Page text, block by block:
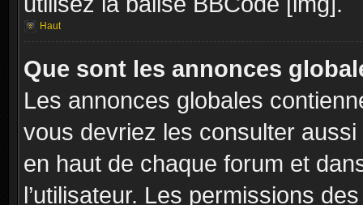
Haut
Que sont les annonces
Les annonces globales
vous devriez les consulter
en haut de chaque forum et
l’utilisateur. Les permissions